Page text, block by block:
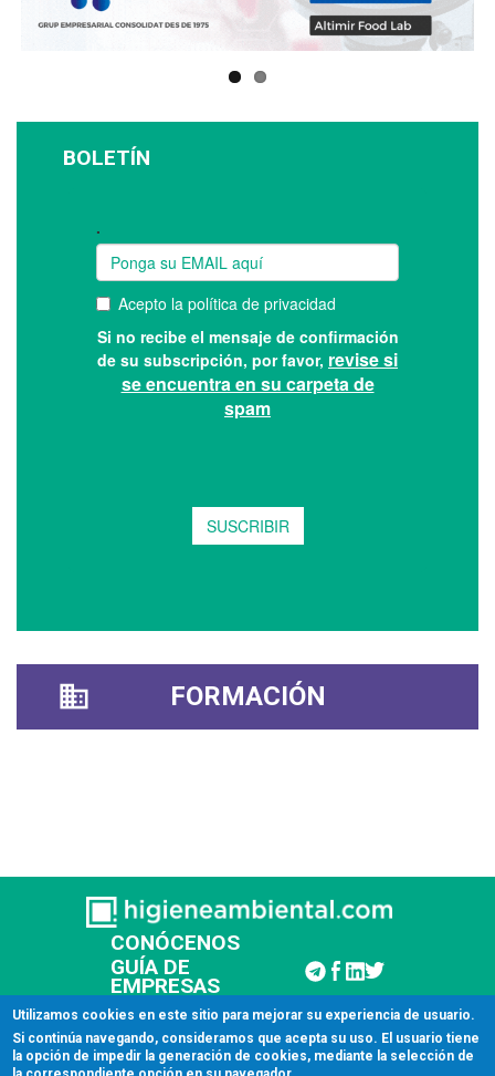
BOLETÍN
FORMACIÓN
CONÓCENOS
GUÍA DE
EMPRESAS
CONTACTAR
© 2026 Higiene Ambiental
Utilizamos cookies en este sitio para mejorar su experiencia de usuario.
Si continúa navegando, consideramos que acepta su uso. El usuario tiene
la opción de impedir la generación de cookies, mediante la selección de